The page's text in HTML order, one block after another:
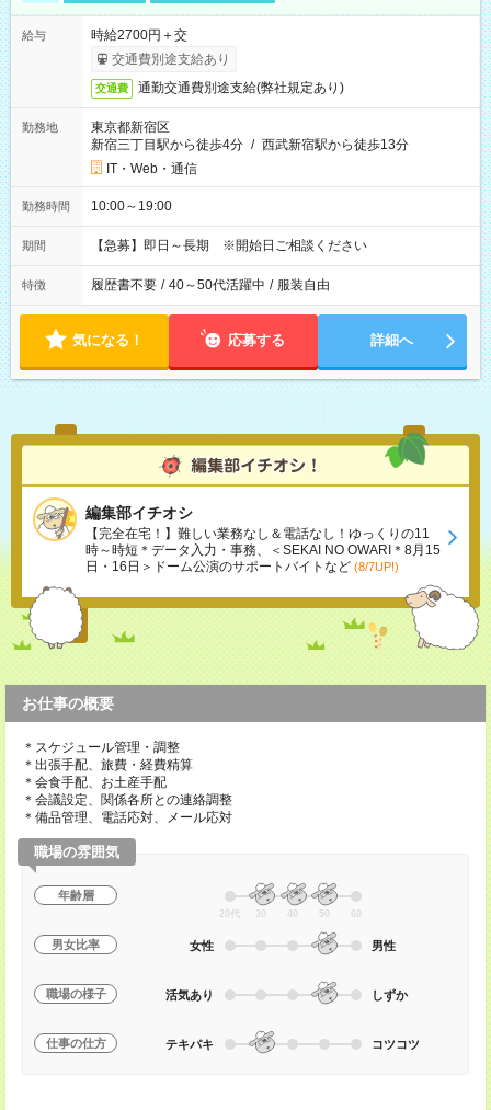
給与
時給2700円＋交
交通費別途支給あり
交通費 通勤交通費別途支給(弊社規定あり)
勤務地
東京都新宿区
新宿三丁目駅から徒歩4分 / 西武新宿駅から徒歩13分
IT・Web・通信
勤務時間 10:00～19:00
期間 【急募】即日～長期 ※開始日ご相談ください
特徴 履歴書不要 / 40～50代活躍中 / 服装自由
気になる！ 応募する 詳細へ
編集部イチオシ
【完全在宅！】難しい業務なし＆電話なし！ゆっくりの11
時～時短＊データ入力・事務、＜SEKAI NO OWARI＊8月15
日・16日＞ドーム公演のサポートバイトなど (8/7UP!)
お仕事の概要
＊スケジュール管理・調整
＊出張手配、旅費・経費精算
＊会食手配、お土産手配
＊会議設定、関係各所との連絡調整
＊備品管理、電話応対、メール応対
職場の雰囲気
年齢層
20代 30 40 50 60
男女比率 女性 男性
職場の様子 活気あり しずか
仕事の仕方 テキパキ コツコツ